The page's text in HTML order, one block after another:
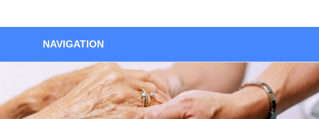
NAVIGATION